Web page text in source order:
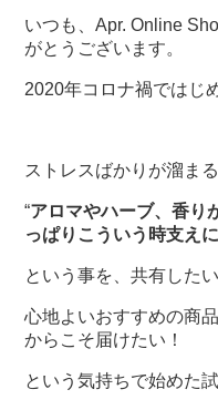
いつも、Apr. Online
がとうございます。
2020年コロナ禍ではじ
ストレスばかりが溜ま
“アロマやハーブ、香り
っぱりこういう時支え
という事を、共有したい
心地よいおすすめの商
からこそ届けたい！
という気持ちで始めた